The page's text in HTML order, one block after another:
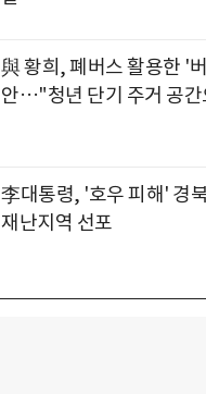
與 황희, 폐버스 활용한 '
안…"청년 단기 주거 공
李대통령, '호우 피해' 경
재난지역 선포